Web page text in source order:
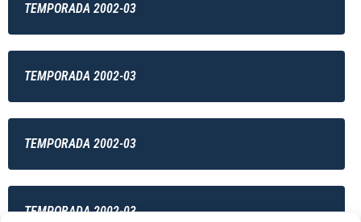
TEMPORADA 2002-03
TEMPORADA 2002-03
TEMPORADA 2002-03
TEMPORADA 2002-03